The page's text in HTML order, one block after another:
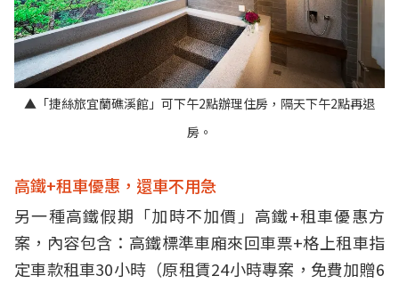
▲「捷絲旅宜蘭礁溪館」可下午2點辦理住房，隔天下午2點再退
房。
高鐵+租車優惠，還車不用急
另一種高鐵假期「加時不加價」高鐵+租車優惠方
案，內容包含：高鐵標準車廂來回車票+格上租車指
定車款租車30小時（原租賃24小時專案，免費加贈6